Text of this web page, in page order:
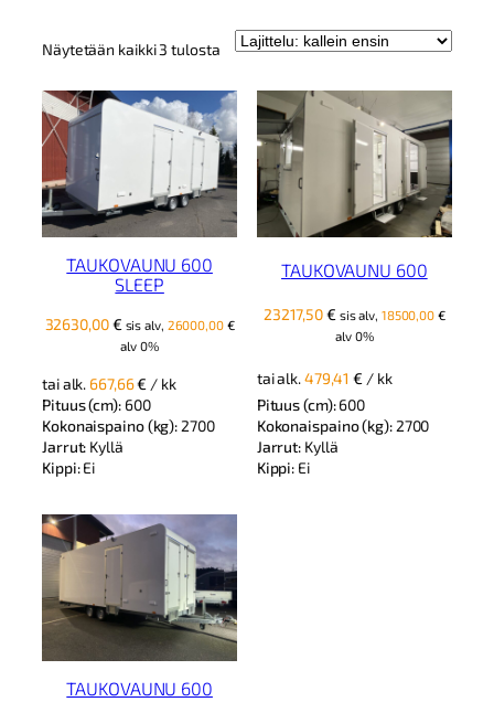
Näytetään kaikki 3 tulostaKallein
TAUKOVAUNU 600
SLEEP
32630,00€ sis alv, 26000,00 €
alv 0%
tai alk. 667,66€ / kk
Pituus (cm): 600
Kokonaispaino (kg): 2700
Jarrut: Kyllä
Kippi:Ei
TAUKOVAUNU 600
23217,50€ sis alv, 18500,00 €
alv 0%
tai alk.479,41€ / kk
Pituus (cm):600
Kokonaispaino (kg): 2700
Jarrut: Kyllä
Kippi: Ei
TAUKOVAUNU 600